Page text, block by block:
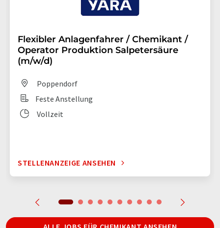
Flexibler Anlagenfahrer / Chemikant /
Operator Produktion Salpetersäure
(m/w/d)
Poppendorf
Feste Anstellung
Vollzeit
STELLENANZEIGE ANSEHEN